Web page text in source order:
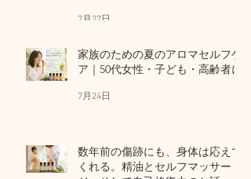
7月27日
家族のための夏のアロマセルフケ
ア｜50代女性・子ども・高齢者に
7月24日
数年前の傷跡にも、身体は応えて
くれる。精油とセルフマッサー